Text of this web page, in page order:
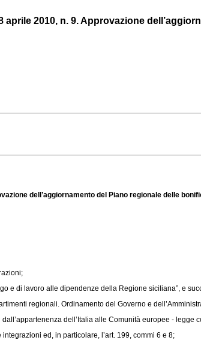
2010, n. 9. Approvazione
dell’aggiornamento del Piano regionale delle
e di lavoro alle dipendenze della Regione siciliana”, e
regionali. Ordinamento del Governo e
dell’Italia alle Comunità europee - legge
ed, in particolare, l’art. 199, commi 6 e 8;